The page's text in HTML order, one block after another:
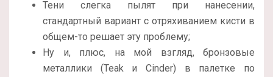
Тени слегка пылят при нанесении,
стандартный вариант с отряхиванием кисти в
общем-то решает эту проблему;
Ну и, плюс, на мой взгляд, бронзовые
металлики (Teak и Cinder) в палетке по